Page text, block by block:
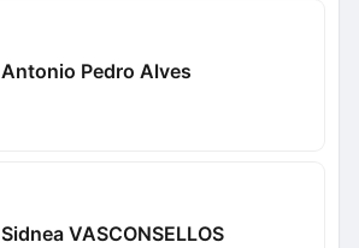
Antonio Pedro Alves
Sidnea VASCONSELLOS